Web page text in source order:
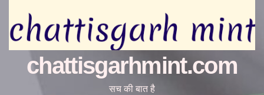
chattisgarhmint.com
सच की बात है